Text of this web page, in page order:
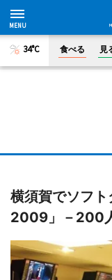
34°C 食べる 見
横須賀でソフ
2009」－200